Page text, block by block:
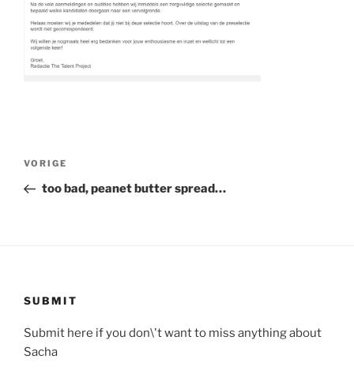
Bericht
Vorig
bericht
VORIGE
too bad, peanet butter spread…
SUBMIT
Submit here if you don\'t want to miss anything about
Sacha